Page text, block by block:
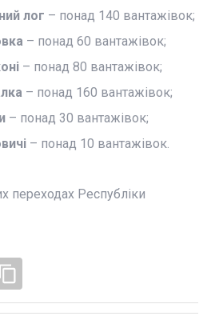
лог – понад 140 вантажівок;
– понад 60 вантажівок;
– понад 80 вантажівок;
– понад 160 вантажівок;
– понад 30 вантажівок;
– понад 10 вантажівок.
переходах Республіки